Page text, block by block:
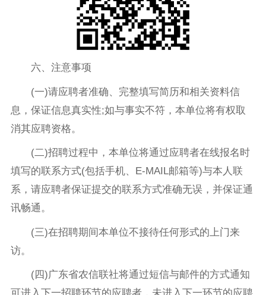
六、注意事项
(一)请应聘者准确、完整填写简历和相关资料信
息，保证信息真实性;如与事实不符，本单位将有权取
消其应聘资格。
(二)招聘过程中，本单位将通过应聘者在线报名时
填写的联系方式(包括手机、E-MAIL邮箱等)与本人联
系，请应聘者保证提交的联系方式准确无误，并保证通
讯畅通。
(三)在招聘期间本单位不接待任何形式的上门来
访。
(四)广东省农信联社将通过短信与邮件的方式通知